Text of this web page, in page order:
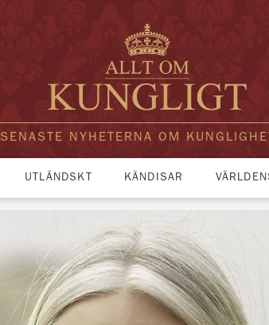
SENASTE NYHETERNA OM
UTLÄNDSKT KÄNDISAR